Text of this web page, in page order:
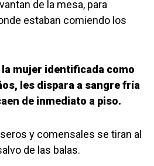
de la mesa, para
estaban comiendo los
mujer identificada como
les dispara a sangre fría
de inmediato a piso.
y comensales se tiran al
de las balas.